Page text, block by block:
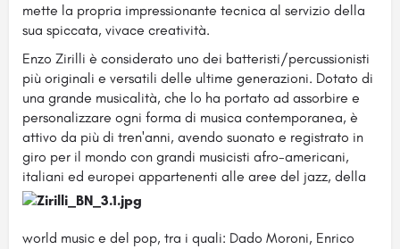
mette la propria impressionante tecnica al servizio della
sua spiccata, vivace creatività.
Enzo Zirilli è considerato uno dei batteristi/percussionisti
più originali e versatili delle ultime generazioni. Dotato di
una grande musicalità, che lo ha portato ad assorbire e
personalizzare ogni forma di musica contemporanea, è
attivo da più di tren'anni, avendo suonato e registrato in
giro per il mondo con grandi musicisti afro-americani,
italiani ed europei appartenenti alle aree del jazz, della
world music e del pop, tra i quali: Dado Moroni, Enrico